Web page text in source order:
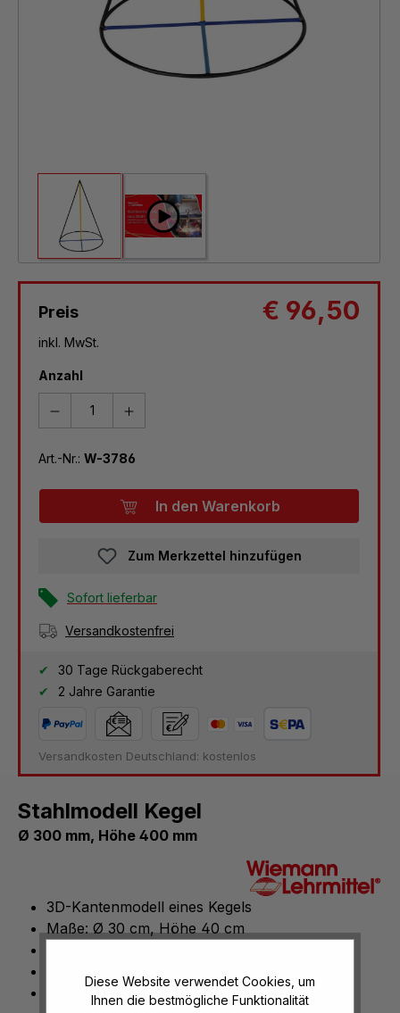
Preis € 96,50
inkl. MwSt.
Anzahl
Art.-Nr.: W-3786
In den Warenkorb
Zum Merkzettel hinzufügen
Sofort lieferbar
Versandkostenfrei
30 Tage Rückgaberecht
2 Jahre Garantie
Versandkosten Deutschland: kostenlos
Stahlmodell Kegel
Ø 300 mm, Höhe 400 mm
3D-Kantenmodell eines Kegels
Maße: Ø 30 cm, Höhe 40 cm
Material: 6 mm Rundstahl, geschweißt, matt
Diese Website verwendet Cookies, um
Ihnen die bestmögliche Funktionalität